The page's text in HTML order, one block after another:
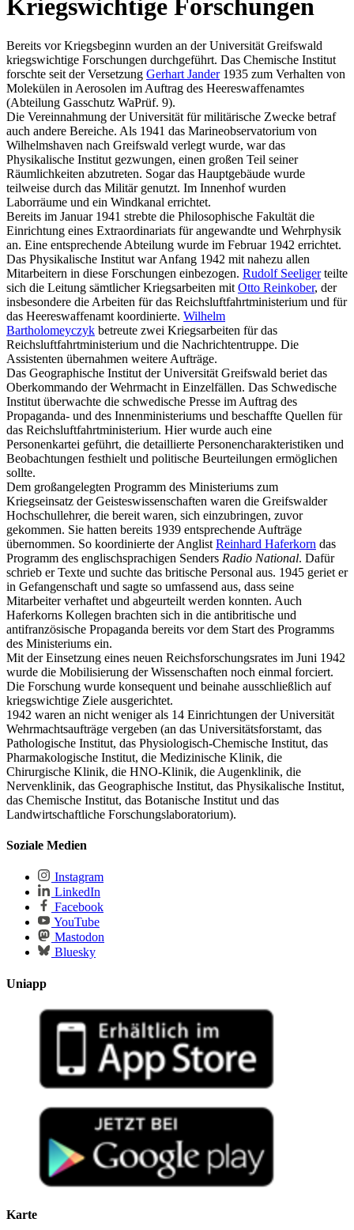
Kriegswichtige Forschungen
Bereits vor Kriegsbeginn wurden an der Universität Greifswald
kriegswichtige Forschungen durchgeführt. Das Chemische Institut
forschte seit der Versetzung Gerhart Jander1935 zum Verhalten von
Molekülen in Aerosolen im Auftrag des Heereswaffenamtes
(Abteilung Gasschutz WaPrüf. 9).
Die Vereinnahmung der Universität für militärische Zwecke betraf
auch andere Bereiche. Als 1941 das Marineobservatorium von
Wilhelmshaven nach Greifswald verlegt wurde, war das
Physikalische Institut gezwungen, einen großen Teil seiner
Räumlichkeiten abzutreten. Sogar das Hauptgebäude wurde
teilweise durch das Militär genutzt. Im Innenhof wurden
Laborräume und ein Windkanal errichtet.
Bereits im Januar 1941 strebte die Philosophische Fakultät die
Einrichtung eines Extraordinariats für angewandte und Wehrphysik
an. Eine entsprechende Abteilung wurde im Februar 1942 errichtet.
Das Physikalische Institut war Anfang 1942 mit nahezu allen
Mitarbeitern in diese Forschungen einbezogen. Rudolf Seeligerteilte
sich die Leitung sämtlicher Kriegsarbeiten mit Otto Reinkober, der
insbesondere die Arbeiten für das Reichsluftfahrtministerium und für
das Heereswaffenamt koordinierte. Wilhelm
Bartholomeyczyk betreute zwei Kriegsarbeiten für das
Reichsluftfahrtministerium und die Nachrichtentruppe. Die
Assistenten übernahmen weitere Aufträge.
Das Geographische Institut der Universität Greifswald beriet das
Oberkommando der Wehrmacht in Einzelfällen. Das Schwedische
Institut überwachte die schwedische Presse im Auftrag des
Propaganda- und des Innenministeriums und beschaffte Quellen für
das Reichsluftfahrtministerium. Hier wurde auch eine
Personenkartei geführt, die detaillierte Personencharakteristiken und
Beobachtungen festhielt und politische Beurteilungen ermöglichen
sollte.
Dem großangelegten Programm des Ministeriums zum
Kriegseinsatz der Geisteswissenschaften waren die Greifswalder
Hochschullehrer, die bereit waren, sich einzubringen, zuvor
gekommen. Sie hatten bereits 1939 entsprechende Aufträge
übernommen. So koordinierte der Anglist Reinhard Haferkorn das
Programm des englischsprachigen Senders Radio National. Dafür
schrieb er Texte und suchte das britische Personal aus. 1945 geriet er
in Gefangenschaft und sagte so umfassend aus, dass seine
Mitarbeiter verhaftet und abgeurteilt werden konnten. Auch
Haferkorns Kollegen brachten sich in die antibritische und
antifranzösische Propaganda bereits vor dem Start des Programms
des Ministeriums ein.
Mit der Einsetzung eines neuen Reichsforschungsrates im Juni 1942
wurde die Mobilisierung der Wissenschaften noch einmal forciert.
Die Forschung wurde konsequent und beinahe ausschließlich auf
kriegswichtige Ziele ausgerichtet.
1942 waren an nicht weniger als 14 Einrichtungen der Universität
Wehrmachtsaufträge vergeben (an das Universitätsforstamt, das
Pathologische Institut, das Physiologisch-Chemische Institut, das
Pharmakologische Institut, die Medizinische Klinik, die
Chirurgische Klinik, die HNO-Klinik, die Augenklinik, die
Nervenklinik, das Geographische Institut, das Physikalische Institut,
das Chemische Institut, das Botanische Institut und das
Landwirtschaftliche Forschungslaboratorium).
Soziale Medien
Instagram
LinkedIn
Facebook
YouTube
Mastodon
Bluesky
Uniapp
Karte